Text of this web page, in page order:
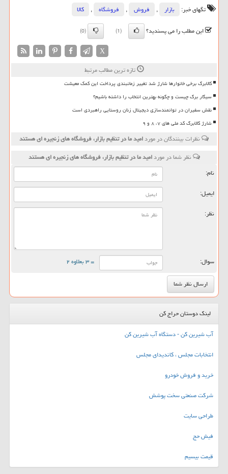
تگهای خبر:
بازار , فروش , فروشگاه ,
كالا
این مطلب را می پسندید؟
(1)
(0)
X
تازه ترین مطالب مرتبط
کالابرگ برخی خانوارها شارژ شد تغییر زمانبندی پرداخت این کمک معیشت
سیگار برگ چیست و چگونه بهترین انتخاب را داشته باشیم؟
نقش سفیران در توانمندسازی دیجیتال زنان روستایی راهبردی است
شارژ کالابرگ کد ملی های ۷، ۸ و ۹
نظرات بینندگان در موردامید ما در تنظیم بازار، فروشگاه های زنجیره ای هستند
نظر شما در موردامید ما در تنظیم بازار، فروشگاه های زنجیره ای هستند
نام:
ایمیل:
نظر:
سوال: = ۳ بعلاوه ۲
لینک دوستان حراج کن
آب شیرین کن - دستگاه آب شیرین کن
انتخابات مجلس ، کاندیدای مجلس
خرید و فروش خودرو
شرکت صنعتی سخت پوشش
طراحی سایت
فیش حج
قیمت بیسیم